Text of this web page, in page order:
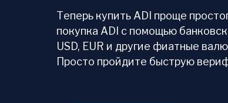
Теперь купить ADI проще
покупка ADI с помощью
USD, EUR и другие фиатные
Просто пройдите быструю